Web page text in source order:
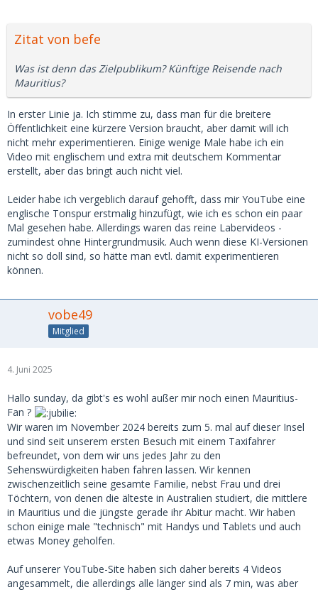
Zitat von befe
Was ist denn das Zielpublikum? Künftige Reisende nach
Mauritius?
In erster Linie ja. Ich stimme zu, dass man für die breitere
Öffentlichkeit eine kürzere Version braucht, aber damit will ich
nicht mehr experimentieren. Einige wenige Male habe ich ein
Video mit englischem und extra mit deutschem Kommentar
erstellt, aber das bringt auch nicht viel.
Leider habe ich vergeblich darauf gehofft, dass mir YouTube eine
englische Tonspur erstmalig hinzufügt, wie ich es schon ein paar
Mal gesehen habe. Allerdings waren das reine Labervideos -
zumindest ohne Hintergrundmusik. Auch wenn diese KI-Versionen
nicht so doll sind, so hätte man evtl. damit experimentieren
können.
vobe49
Mitglied
4. Juni 2025
Hallo sunday, da gibt's es wohl außer mir noch einen Mauritius-
Fan ?
Wir waren im November 2024 bereits zum 5. mal auf dieser Insel
und sind seit unserem ersten Besuch mit einem Taxifahrer
befreundet, von dem wir uns jedes Jahr zu den
Sehenswürdigkeiten haben fahren lassen. Wir kennen
zwischenzeitlich seine gesamte Familie, nebst Frau und drei
Töchtern, von denen die älteste in Australien studiert, die mittlere
in Mauritius und die jüngste gerade ihr Abitur macht. Wir haben
schon einige male "technisch" mit Handys und Tablets und auch
etwas Money geholfen.
Auf unserer YouTube-Site haben sich daher bereits 4 Videos
angesammelt, die allerdings alle länger sind als 7 min, was aber